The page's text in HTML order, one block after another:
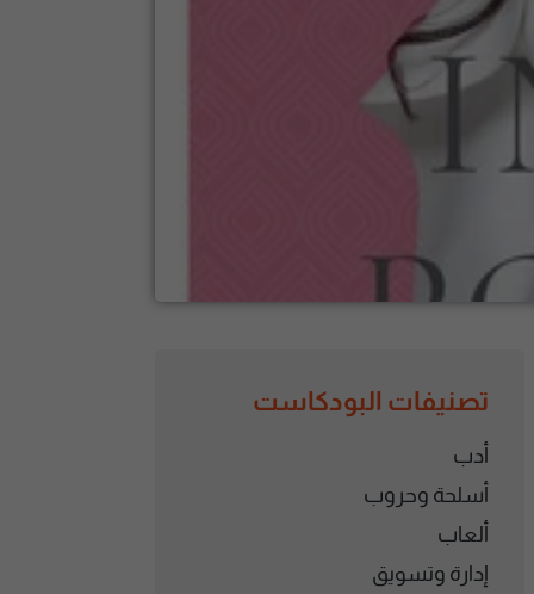
تصنيفات البودكاست
أدب
أسلحة وحروب
ألعاب
إدارة وتسويق